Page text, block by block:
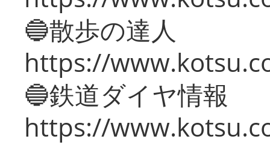
🔵散歩の達人
https://
🔵鉄道ダイヤ情報
https://